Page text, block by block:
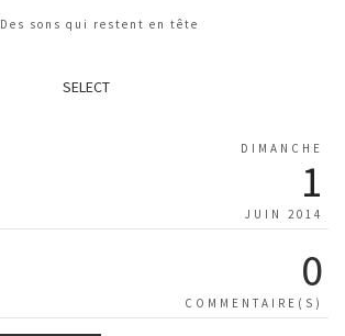
Des sons qui restent en tête
SELECT
DIMANCHE
1
JUIN 2014
0
COMMENTAIRE(S)